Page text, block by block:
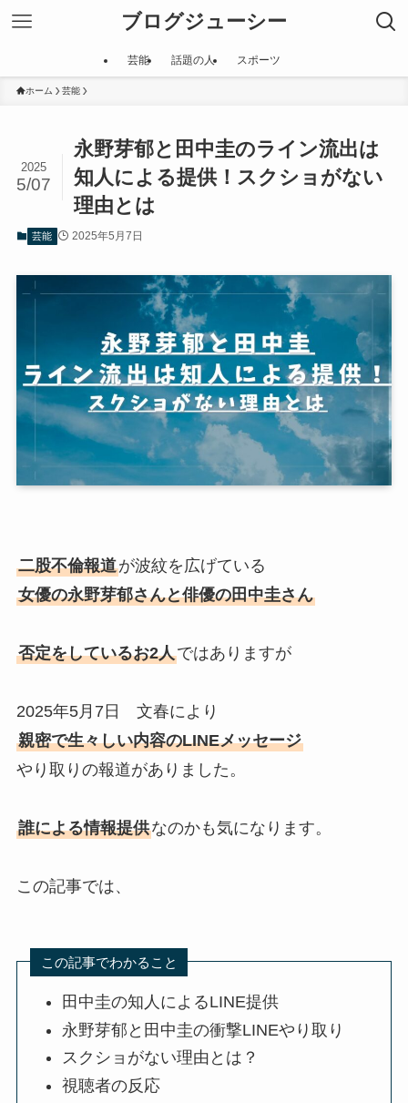
ブログジューシー
芸能 話題の人 スポーツ
ホーム 芸能
永野芽郁と田中圭のライン流出は
知人による提供！スクショがない
理由とは
2025
5/07
芸能 2025年5月7日
二股不倫報道が波紋を広げている
女優の永野芽郁さんと俳優の田中圭さん
否定をしているお2人ではありますが
2025年5月7日 文春により
親密で生々しい内容のLINEメッセージ
やり取りの報道がありました。
誰による情報提供なのかも気になります。
この記事では、
この記事でわかること
田中圭の知人によるLINE提供
永野芽郁と田中圭の衝撃LINEやり取り
スクショがない理由とは？
視聴者の反応